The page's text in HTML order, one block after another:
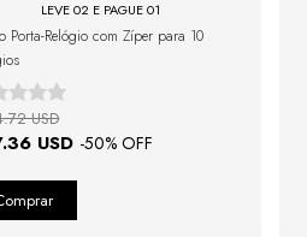
LEVE 02 E PAGUE 01
Porta-Relógio com Zíper para 10
USD -50% OFF
USD